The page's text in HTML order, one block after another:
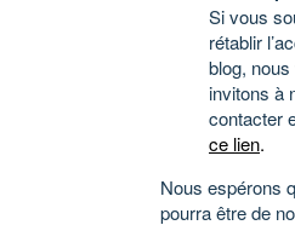
Si vous
rétablir
blog,
invitons à
contacter
ce lien.
Nous espérons
pourra être de